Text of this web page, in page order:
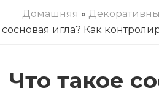
Домашняя »
сосновая игла? Как
Что такое